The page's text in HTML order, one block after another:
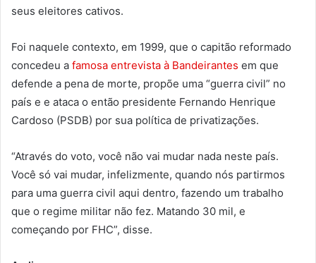
seus eleitores cativos.
Foi naquele contexto, em 1999, que o capitão reformado
concedeu a famosa entrevista à Bandeirantes em que
defende a pena de morte, propõe uma “guerra civil” no
país e e ataca o então presidente Fernando Henrique
Cardoso (PSDB) por sua política de privatizações.
“Através do voto, você não vai mudar nada neste país.
Você só vai mudar, infelizmente, quando nós partirmos
para uma guerra civil aqui dentro, fazendo um trabalho
que o regime militar não fez. Matando 30 mil, e
começando por FHC”, disse.